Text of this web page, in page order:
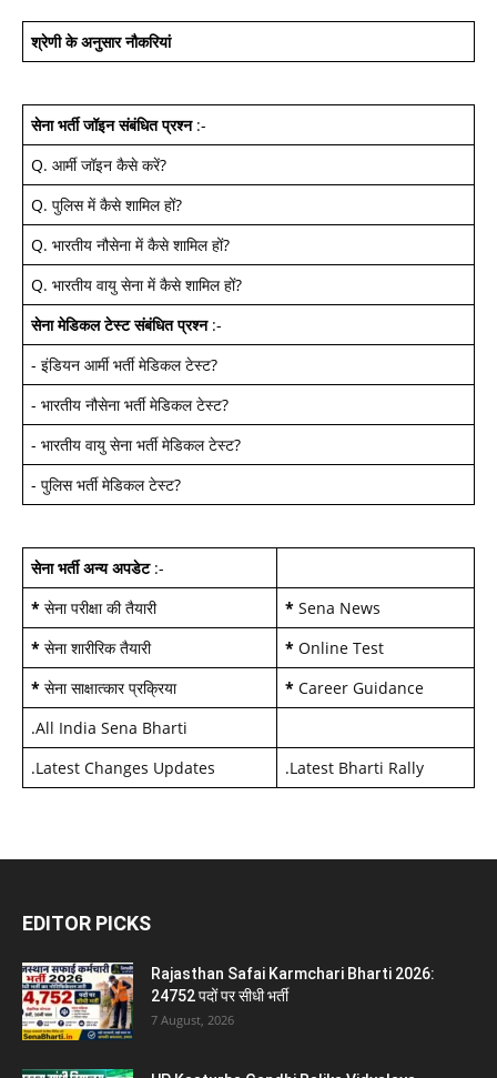
श्रेणी के अनुसार नौकरियां
सेना भर्ती जॉइन संबंधित प्रश्न:-
Q. आर्मी जॉइन कैसे करें?
Q. पुलिस में कैसे शामिल हों?
Q. भारतीय नौसेना में कैसे शामिल हों?
Q. भारतीय वायु सेना में कैसे शामिल हों?
सेना मेडिकल टेस्ट संबंधित प्रश्न:-
- इंडियन आर्मी भर्ती मेडिकल टेस्ट?
- भारतीय नौसेना भर्ती मेडिकल टेस्ट?
- भारतीय वायु सेना भर्ती मेडिकल टेस्ट?
- पुलिस भर्ती मेडिकल टेस्ट?
सेना भर्ती अन्य अपडेट:-
* सेना परीक्षा की तैयारी * Sena News
* सेना शारीरिक तैयारी * Online Test
* सेना साक्षात्कार प्रक्रिया * Career Guidance
.All India Sena Bharti
.Latest Changes Updates .Latest Bharti Rally
EDITOR PICKS
Rajasthan Safai Karmchari Bharti 2026:
24752 पदों पर सीधी भर्ती
7 August, 2026